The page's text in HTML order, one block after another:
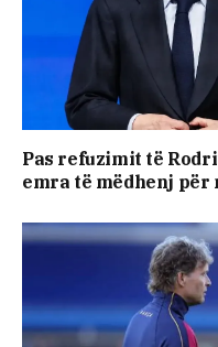
Pas refuzimit të
emra të mëdhenj për